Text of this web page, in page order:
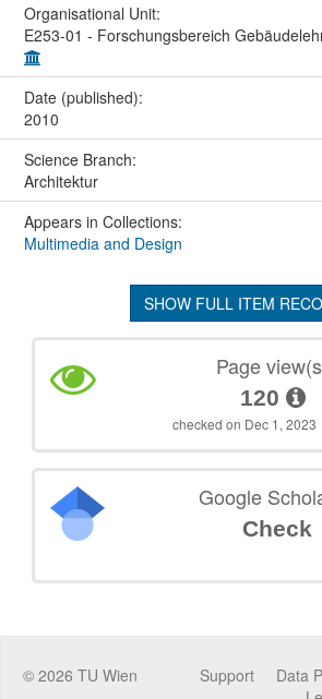
Organisational Unit:
E253-01 - Forschungsbereich
Date (published):
2010
Science Branch:
Architektur
Appears in Collections:
Multimedia and Design
SHOW FULL ITEM
Page
120
checked on Dec 1, 2023
Google
Check
© 2026 TU Wien Data
Support